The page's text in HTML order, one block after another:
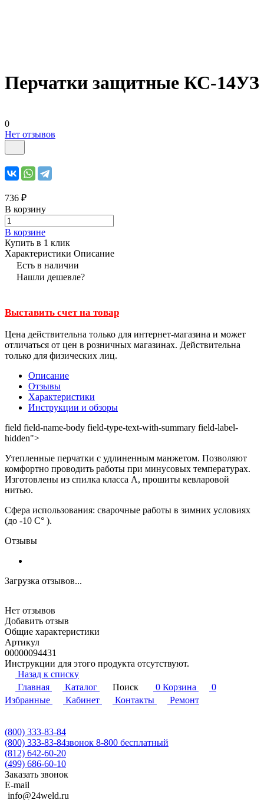
Перчатки защитные КС-14УЗ
0
Нет отзывов
736 ₽
В корзину
В корзине
Купить в 1 клик
Характеристики Описание
Есть в наличии
Нашли дешевле?
Выставить счет на товар
Цена действительна только для интернет-магазина и может
отличаться от цен в розничных магазинах. Действительна
только для физических лиц.
Описание
Отзывы
Характеристики
Инструкции и обзоры
field field-name-body field-type-text-with-summary field-label-
hidden">
Утепленные перчатки с удлиненным манжетом. Позволяют
комфортно проводить работы при минусовых температурах.
Изготовлены из спилка класса А, прошиты кевларовой
нитью.
Сфера использования: сварочные работы в зимних условиях
(до -10 С° ).
Отзывы
Загрузка отзывов...
Нет отзывов
Добавить отзыв
Общие характеристики
Артикул
00000094431
Инструкции для этого продукта отсутствуют.
Назад к списку
Главная
Каталог Поиск 0 Корзина
0
Избранные
Кабинет Контакты Ремонт
(800) 333-83-84
(800) 333-83-84звонок 8-800 бесплатный
(812) 642-60-20
(499) 686-60-10
Заказать звонок
E-mail
info@24weld.ru